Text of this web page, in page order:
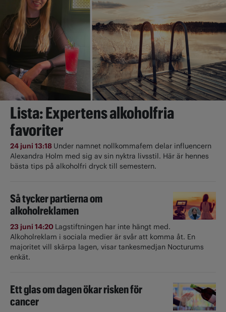
Lista: Expertens alkoholfria
favoriter
24 juni 13:18 Under namnet nollkommafem delar influencern
Alexandra Holm med sig av sin nyktra livsstil. Här är hennes
bästa tips på alkoholfri dryck till semestern.
Så tycker partierna om
alkoholreklamen
23 juni 14:20 Lagstiftningen har inte hängt med.
Alkoholreklam i sociala medier är svår att komma åt. En
majoritet vill skärpa lagen, visar tankesmedjan Nocturums
enkät.
Ett glas om dagen ökar risken för
cancer